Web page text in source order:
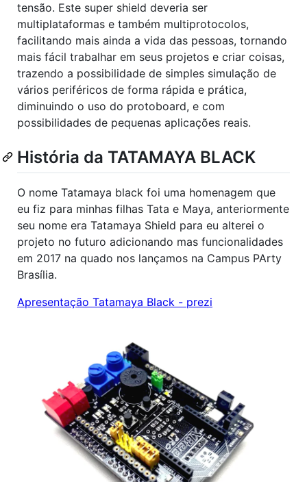
tensão. Este super shield deveria ser
multiplataformas e também multiprotocolos,
facilitando mais ainda a vida das pessoas, tornando
mais fácil trabalhar em seus projetos e criar coisas,
trazendo a possibilidade de simples simulação de
vários periféricos de forma rápida e prática,
diminuindo o uso do protoboard, e com
possibilidades de pequenas aplicações reais.
História da TATAMAYA BLACK
O nome Tatamaya black foi uma homenagem que
eu fiz para minhas filhas Tata e Maya, anteriormente
seu nome era Tatamaya Shield para eu alterei o
projeto no futuro adicionando mas funcionalidades
em 2017 na quado nos lançamos na Campus PArty
Brasília.
Apresentação Tatamaya Black - prezi